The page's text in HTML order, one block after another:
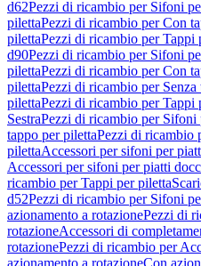
d62Pezzi di ricambio per Sifoni
pilettaPezzi di ricambio per Con
pilettaPezzi di ricambio per Tappi
d90Pezzi di ricambio per Sifoni
pilettaPezzi di ricambio per Con
pilettaPezzi di ricambio per Senza
pilettaPezzi di ricambio per Tappi
SestraPezzi di ricambio per Sifoni
tappo per pilettaPezzi di ricambio
pilettaAccessori per sifoni per
Accessori per sifoni per piatti
ricambio per Tappi per piletta
d52Pezzi di ricambio per Sifoni
azionamento a rotazionePezzi di
rotazioneAccessori di
rotazionePezzi di ricambio per
azionamento a rotazioneCon